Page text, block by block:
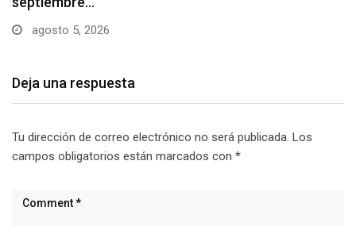
agosto 5, 2026
Deja una respuesta
Tu dirección de correo electrónico no será publicada. Los
campos obligatorios están marcados con *